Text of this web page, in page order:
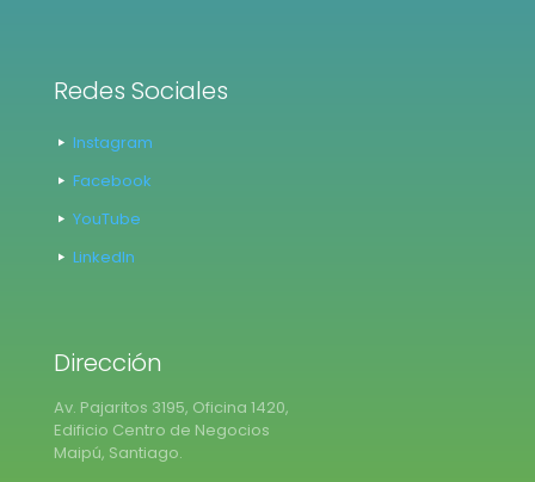
Redes Sociales
Instagram
Facebook
YouTube
LinkedIn
Dirección
Av. Pajaritos 3195, Oficina 1420,
Edificio Centro de Negocios
Maipú, Santiago.